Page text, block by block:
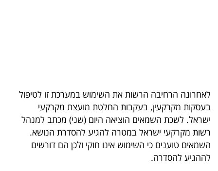
TOP-
5
המילון
הכלכלי
פודקאסט
לאחרונה הרחיבה הרשות את השימוש במערכת זו לטיפול
בעסקות מקרקעין, בעקבות החלטת מועצת מקרקעי
ישראל. לשכת השמאים הוציאה היום (שני) מכתב למנהל
רשות מקרקעי ישראל במטרה להגיע להסדרת הנושא.
השמאים טוענים כי השימוש אינו חוקי ולכן הם דורשים
לההגיע להסדרה.